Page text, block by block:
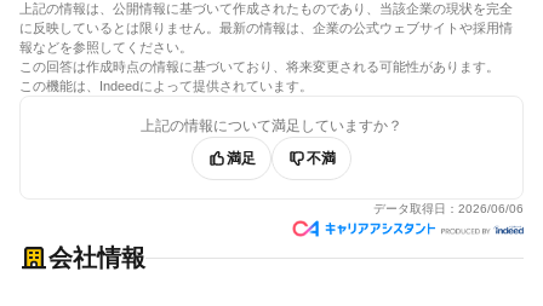
上記の情報は、公開情報に基づいて作成されたものであり、当該企業の現状を完全
に反映しているとは限りません。最新の情報は、企業の公式ウェブサイトや採用情
報などを参照してください。
この回答は作成時点の情報に基づいており、将来変更される可能性があります。
この機能は、Indeedによって提供されています。
上記の情報について満足していますか？
満足
不満
データ取得日： 2026/06/06
会社情報